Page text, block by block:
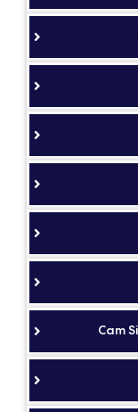
Cam